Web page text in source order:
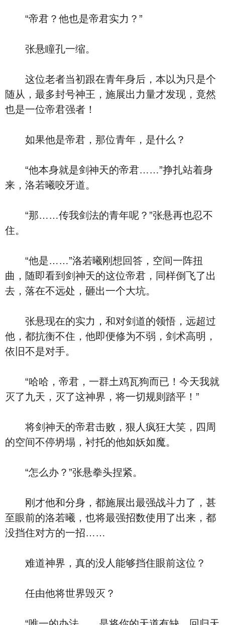
“帝君？他也是帝君实力？”
张悬瞳孔一缩。
这位老者当初跟在青年身后，本以为只是个
随从，最多封号神王，施展出力量才发现，竟然
也是一位帝君强者！
如果他是帝君，那位青年，是什么？
“他本身就是剑神天的帝君……”挣扎站着身
来，洛若曦咬牙道。
“那……传我剑法的青年呢？”张悬再也忍不
住。
“他是……”洛若曦刚想回答，空间一阵扭
曲，随即看到剑神天的这位帝君，同样倒飞了出
去，落在不远处，砸出一个大坑。
张悬现在的实力，和对剑道的领悟，远超过
他，都抗衡不住，他即便修为不弱，剑术高明，
依旧不是对手。
“哈哈，帝君，一群土鸡瓦狗而已！今天我就
灭了九天，灭了这神界，将一切规则踏平！”
将剑神天的帝君击败，狠人疯狂大笑，四周
的空间不停坍塌，衬托的他如妖如魔。
“怎么办？”张悬拳头捏紧。
刚才他和分身，都施展出最强战斗力了，甚
至眼前的洛若曦，也将最强招数使用了出来，都
没挡住对方的一招……
难道神界，真的没人能够挡住眼前这位？
任由他将世界毁灭？